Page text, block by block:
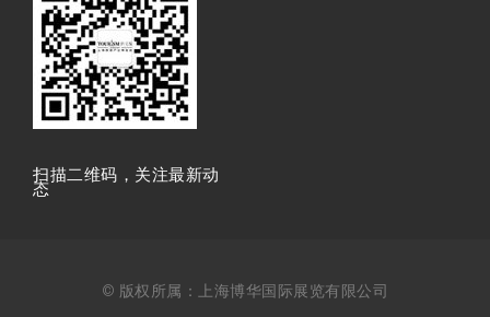
扫描⼆维码，关注最新动
态
© 版权所属：上海博华国际展览有限公司